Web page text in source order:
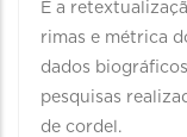
É a
rimas e métrica
dados
pesquisas
de cordel.